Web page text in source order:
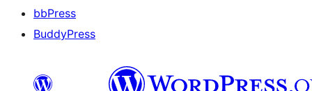
bbPress
BuddyPress